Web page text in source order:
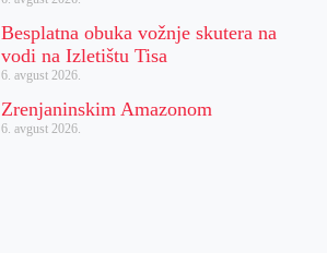
Besplatna obuka vožnje skutera na
vodi na Izletištu Tisa
6. avgust 2026.
Zrenjaninskim Amazonom
6. avgust 2026.